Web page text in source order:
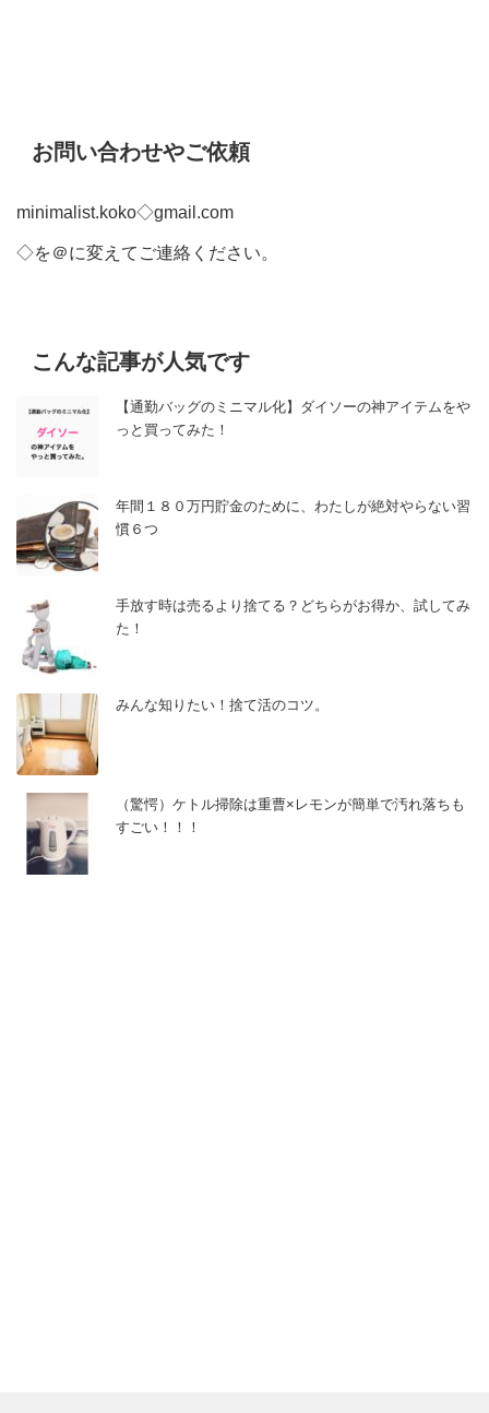
お問い合わせやご依頼
minimalist.koko◇gmail.com
◇を＠に変えてご連絡ください。
こんな記事が人気です
【通勤バッグのミニマル化】ダイソーの神アイテムをや
っと買ってみた！
年間１８０万円貯金のために、わたしが絶対やらない習
慣６つ
手放す時は売るより捨てる？どちらがお得か、試してみ
た！
みんな知りたい！捨て活のコツ。
（驚愕）ケトル掃除は重曹×レモンが簡単で汚れ落ちも
すごい！！！